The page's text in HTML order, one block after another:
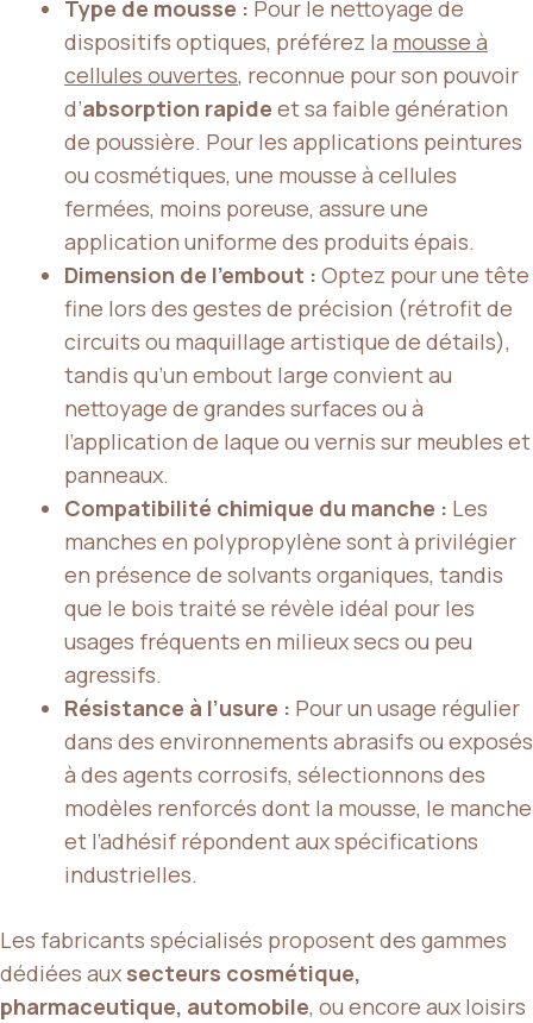
Type de mousse : Pour le nettoyage de
dispositifs optiques, préférez la mousse à
cellules ouvertes, reconnue pour son pouvoir
d’absorption rapide et sa faible génération
de poussière. Pour les applications peintures
ou cosmétiques, une mousse à cellules
fermées, moins poreuse, assure une
application uniforme des produits épais.
Dimension de l’embout : Optez pour une tête
fine lors des gestes de précision (rétrofit de
circuits ou maquillage artistique de détails),
tandis qu’un embout large convient au
nettoyage de grandes surfaces ou à
l’application de laque ou vernis sur meubles et
panneaux.
Compatibilité chimique du manche : Les
manches en polypropylène sont à privilégier
en présence de solvants organiques, tandis
que le bois traité se révèle idéal pour les
usages fréquents en milieux secs ou peu
agressifs.
Résistance à l’usure : Pour un usage régulier
dans des environnements abrasifs ou exposés
à des agents corrosifs, sélectionnons des
modèles renforcés dont la mousse, le manche
et l’adhésif répondent aux spécifications
industrielles.
Les fabricants spécialisés proposent des gammes
dédiées aux secteurs cosmétique,
pharmaceutique, automobile, ou encore aux loisirs